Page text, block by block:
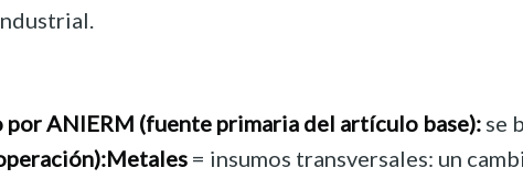
por ANIERM (fuente primaria del artículo base): se
Metales = insumos transversales: un